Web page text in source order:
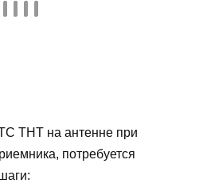
ТНТ на антенне при
потребуется